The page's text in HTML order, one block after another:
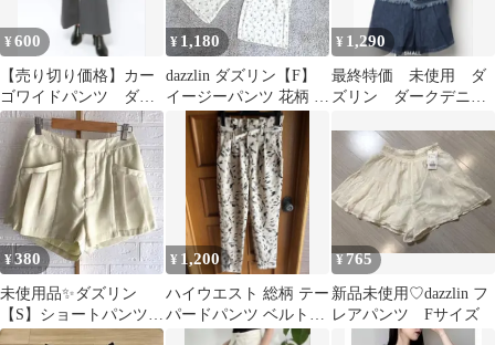
¥600
【売り切り価格】カー
ゴワイドパンツ ダズ
リン グレー
¥ 1,180
dazzlin ダズリン【F】
イージーパンツ 花柄 ホ
ワイト 綺麗めカジュア
¥ 1,290
最終特価 未使用 ダ
ズリン ダークデニム
ップ 2点セット
¥380
未使用品✨️ダズリン
【S】ショートパンツ／
裏地あり‪♡タック‪♡ペ
¥ 1,200
ハイウエスト 総柄 テー
パードパンツ ベルト付
き ダズリン
¥765
新品未使用♡dazzlin フ
レアパンツ Fサイズ